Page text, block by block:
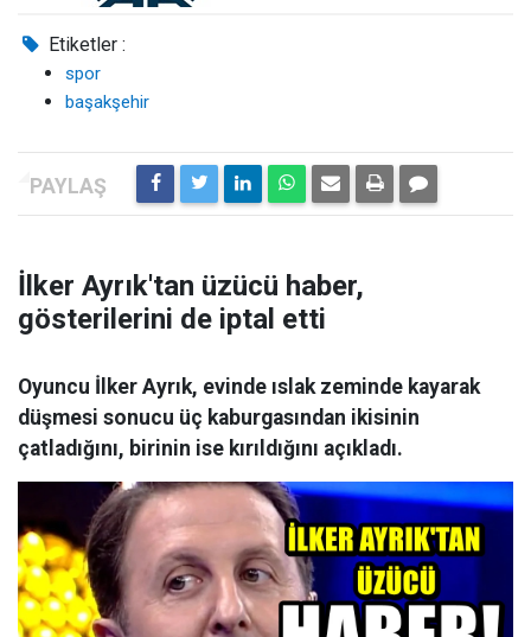
Etiketler :
spor
başakşehir
İlker Ayrık'tan üzücü haber,
gösterilerini de iptal etti
Oyuncu İlker Ayrık, evinde ıslak zeminde kayarak
düşmesi sonucu üç kaburgasından ikisinin
çatladığını, birinin ise kırıldığını açıkladı.